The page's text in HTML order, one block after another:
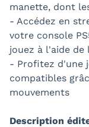
manette, dont
- Accédez en
votre console
jouez à l'aide de
- Profitez d'une
compatibles
mouvements
Description